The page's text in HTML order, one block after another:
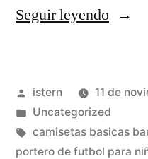
Seguir leyendo«Real
De
Publicado
por
istern
11 de
Publicado
en
Uncategorized
Etiquetas:
camisetas basicas
portero de futbol para